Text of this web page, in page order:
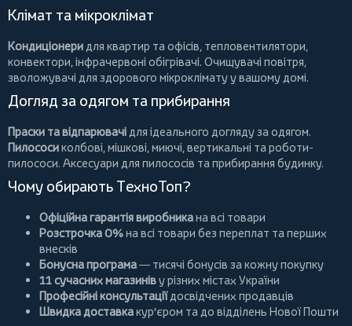
Клімат та мікроклімат
Кондиціонери для квартир та офісів, тепловентилятори,
конвектори, інфрачервоні обігрівачі. Очищувачі повітря,
зволожувачі для здорового мікроклімату у вашому домі.
Догляд за одягом та прибирання
Праски та відпарювачі для ідеального догляду за одягом.
Пилососиколбові, мішкові, миючі, вертикальні тароботи-
пилососи. Аксесуари для пилососів та прибирання будинку.
Чому обирають ТехноТоп?
Офіційна гарантія виробникана всі товари
Розстрочка 0%на всі товари без переплат та перших
внесків
Бонусна програма— тисячі бонусів за кожну покупку
11 сучасних магазиніву різних містах України
Професійні консультаціїдосвідчених продавців
Швидка доставкакур'єром та до відділень Нової Пошти